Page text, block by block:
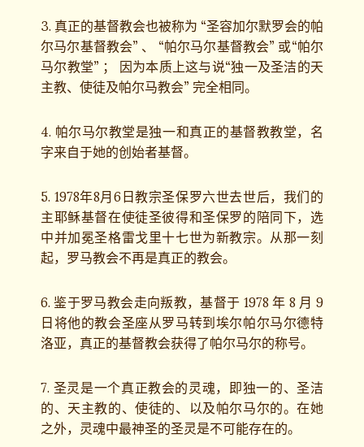
3. 真正的基督教会也被称为 “圣容加尔默罗会的帕
尔马尔基督教会” 、 “帕尔马尔基督教会” 或“帕尔
马尔教堂” ； 因为本质上这与说“独一及圣洁的天
主教、使徒及帕尔马教会” 完全相同。
4. 帕尔马尔教堂是独一和真正的基督教教堂，名
字来自于她的创始者基督。
5. 1978年8月6日教宗圣保罗六世去世后，我们的
主耶稣基督在使徒圣彼得和圣保罗的陪同下，选
中并加冕圣格雷戈里十七世为新教宗。从那一刻
起，罗马教会不再是真正的教会。
6. 鉴于罗马教会走向叛教，基督于 1978 年 8 月 9
日将他的教会圣座从罗马转到埃尔帕尔马尔德特
洛亚，真正的基督教会获得了帕尔马尔的称号。
7. 圣灵是一个真正教会的灵魂，即独一的、圣洁
的、天主教的、使徒的、以及帕尔马尔的。在她
之外，灵魂中最神圣的圣灵是不可能存在的。